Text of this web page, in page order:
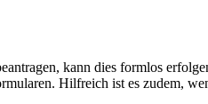
kann dies formlos
Hilfreich ist es zudem,